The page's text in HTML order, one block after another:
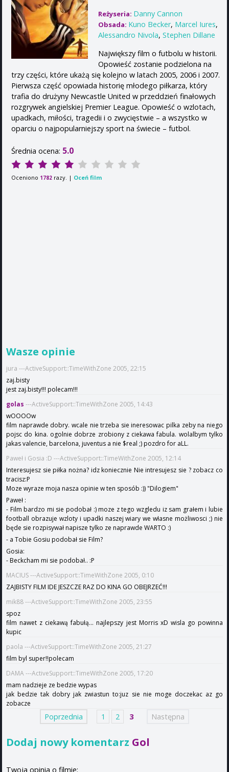
Reżyseria: Danny Cannon
Obsada: Kuno Becker, Marcel Iures,
Alessandro Nivola, Stephen Dillane
Największy film o futbolu w historii.
Opowieść zostanie podzielona na
trzy części, które ukażą się kolejno w latach 2005, 2006 i 2007.
Pierwsza część opowiada historię młodego piłkarza, który
trafia do drużyny Newcastle United w przeddzień finałowych
rozgrywek angielskiej Premier League. Opowieść o wzlotach,
upadkach, miłości, tragedii i o zwycięstwie – a wszystko w
oparciu o najpopularniejszy sport na świecie – futbol.
Średnia ocena: 5.0
Oceniono 1782 razy. | Oceń film
Wasze opinie
jura ---ActiveSupport::TimeWithZone 2005, 22:15
zaj.bisty
jest zaj.bisty!!! polecam!!!
golas ---ActiveSupport::TimeWithZone 2005, 14:43
wOOOOw
film naprawde dobry. wcale nie trzeba sie ineresowac pilka zeby na niego
pojsc do kina. ogolnie dobrze zrobiony z ciekawa fabula. wolalbym tylko
jakas valencie, barcelona, juventus a nie $real ;) pozdro for aLL.
Paweł i Gosia :D ---ActiveSupport::TimeWithZone 2005, 12:14
Interesujesz sie piłka nożna? idz koniecznie Nie intresujesz sie ? zobacz co
tracisz:P
Moze wyraze moja nasza opinie w ten sposób :)) "Dilogiem"
Paweł :
- Film bardzo mi sie podobał :) moze z tego wzgledu iz sam grałem i lubie
football obrazuje wzloty i upadki naszej wiary we własne możliwosci ;) nie
będe sie rozpisywał napisze tylko ze naprawde WARTO :)
- a Tobie Gosiu podobał sie Film?
Gosia:
- Beckcham mi sie podobał.. :P
MACIUS ---ActiveSupport::TimeWithZone 2005, 0:10
ZAJBISTY FILM IDE JESZCZE RAZ DO KINA GO OBEJRZEĆ!!!
mik88 ---ActiveSupport::TimeWithZone 2005, 23:55
spoz
film nawet z ciekawą fabułą... najlepszy jest Morris xD wisla go powinna
kupic
paola ---ActiveSupport::TimeWithZone 2005, 21:27
film byl super!!polecam
DAMA ---ActiveSupport::TimeWithZone 2005, 17:20
mam nadzieje ze bedzie wypas
jak bedzie tak dobry jak zwiastun to:juz sie nie moge doczekac az go
zobacze
Poprzednia 1 2 3 Następna
Dodaj nowy komentarz Gol
Twoja opinia o filmie: